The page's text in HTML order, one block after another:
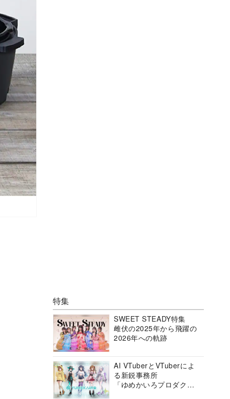
特集
SWEET STEADY特集
雌伏の2025年から飛躍の
2026年への軌跡
AI VTuberとVTuberによ
る新鋭事務所
「ゆめかいろプロダクシ